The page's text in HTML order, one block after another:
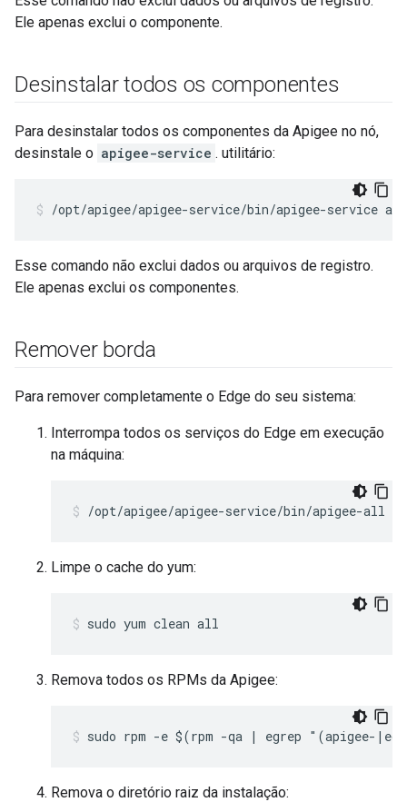
Ele apenas exclui o componente.
Desinstalar todos os componentes
Para desinstalar todos os componentes da Apigee no nó,
desinstale o apigee-service . utilitário:
/opt/apigee/apigee-service/bin/apigee-service
Esse comando não exclui dados ou arquivos de registro.
Ele apenas exclui os componentes.
Remover borda
Para remover completamente o Edge do seu sistema:
Interrompa todos os serviços do Edge em execução
na máquina:
/opt/apigee/apigee-service/bin/apigee-all
Limpe o cache do yum:
sudo yum clean all
Remova todos os RPMs da Apigee:
sudo rpm -e $(rpm -qa | egrep "(apigee-
Remova o diretório raiz da instalação: